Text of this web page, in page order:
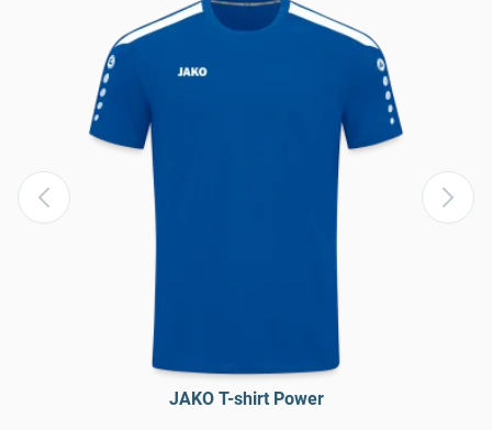
JAKO T-shirt Power